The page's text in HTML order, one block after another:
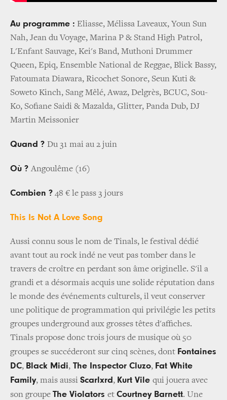
Au programme : Eliasse, Mélissa Laveaux, Youn Sun
Nah, Jean du Voyage, Marina P & Stand High Patrol,
L'Enfant Sauvage, Kei's Band, Muthoni Drummer
Queen, Epiq, Ensemble National de Reggae, Blick Bassy,
Fatoumata Diawara, Ricochet Sonore, Seun Kuti &
Soweto Kinch, Sang Mêlé, Awaz, Delgrès, BCUC, Sou-
Ko, Sofiane Saidi & Mazalda, Glitter, Panda Dub, DJ
Martin Meissonier
Quand ? Du 31 mai au 2 juin
Où ? Angoulême (16)
Combien ? 48 € le pass 3 jours
This Is Not A Love Song
Aussi connu sous le nom de Tinals, le festival dédié
avant tout au rock indé ne veut pas tomber dans le
travers de croître en perdant son âme originelle. S'il a
grandi et a désormais acquis une solide réputation dans
le monde des événements culturels, il veut conserver
une politique de programmation qui privilégie les petits
groupes underground aux grosses têtes d'affiches.
Tinals propose donc trois jours de musique où 50
groupes se succéderont sur cinq scènes, dont Fontaines
DC, Black Midi, The Inspector Cluzo, Fat White
Family, mais aussi Scarlxrd , Kurt Vile qui jouera avec
son groupe The Violators et Courtney Barnett. Une